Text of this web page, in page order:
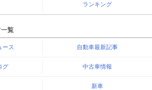
ランキング
覧
ース 自動車最新記事
グ 中古車情報
新車